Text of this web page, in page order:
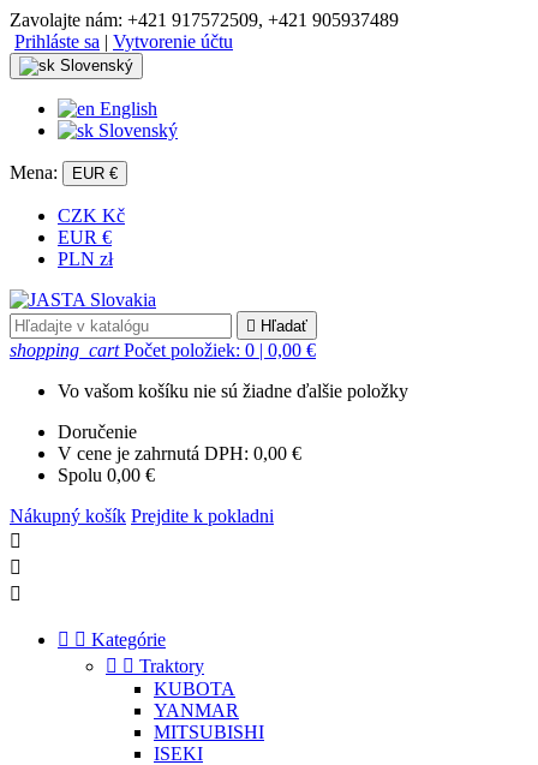
Zavolajte nám: +421 917572509, +421 905937489
Prihláste sa | Vytvorenie účtu
Slovenský
English
Slovenský
Mena: EUR €
CZK Kč
EUR €
PLN zł
 Hľadať
shopping_cart Počet položiek: 0 | 0,00 €
Vo vašom košíku nie sú žiadne ďalšie položky
Doručenie
V cene je zahrnutá DPH: 0,00 €
Spolu 0,00 €
Nákupný košík Prejdite k pokladni



  Kategórie
  Traktory
KUBOTA
YANMAR
MITSUBISHI
ISEKI